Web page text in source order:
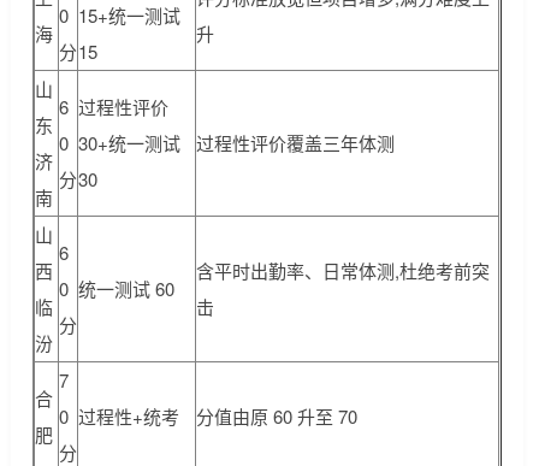
海
0
分
15+统一测试
15
升
山
东
济
南
6
0
分
过程性评价
30+统一测试
30
过程性评价覆盖三年体测
山
西
临
汾
6
0
分
统一测试 60
含平时出勤率、日常体测,杜绝考前突
击
合
肥
7
0
分
过程性+统考 分值由原 60 升至 70